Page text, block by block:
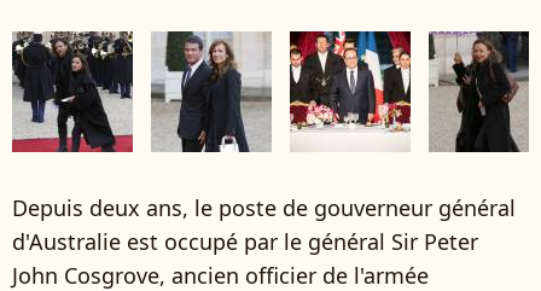
Depuis deux ans, le poste de gouverneur général
d'Australie est occupé par le général Sir Peter
John Cosgrove, ancien officier de l'armée